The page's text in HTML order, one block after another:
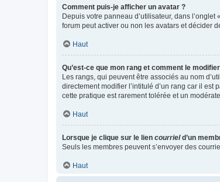
Comment puis-je afficher un avatar ?
Depuis votre panneau d’utilisateur, dans
forum peut activer ou non les avatars et décider
Haut
Qu’est-ce que mon rang et comment le
Les rangs, qui peuvent être associés au nom
directement modifier l’intitulé d’un rang car il
cette pratique est rarement tolérée et un
Haut
Lorsque je clique sur le lien courrield’un
Seuls les membres peuvent s’envoyer des
Haut